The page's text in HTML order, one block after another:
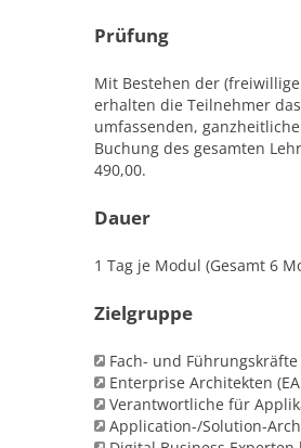
Prüfung
Mit Bestehen der
erhalten die Teilnehmer
umfassenden,
Buchung des gesamten
490,00.
Dauer
1 Tag je Modul (Gesamt 6
Zielgruppe
Fach- und
Enterprise Architekten
Verantwortliche für
Application-/Solution-